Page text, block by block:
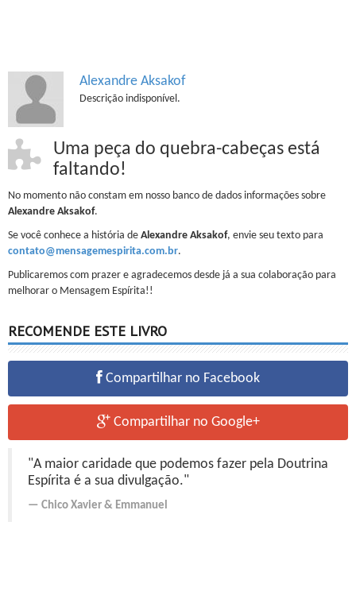
Alexandre Aksakof
Descrição indisponível.
Uma peça do quebra-cabeças está
faltando!
No momento não constam em nosso banco de dados informações sobre
Alexandre Aksakof.
Se você conhece a história de Alexandre Aksakof, envie seu texto para
contato@mensagemespirita.com.br.
Publicaremos com prazer e agradecemos desde já a sua colaboração para
melhorar o Mensagem Espírita!!
RECOMENDE ESTE LIVRO
Compartilhar no Facebook
Compartilhar no Google+
"A maior caridade que podemos fazer pela Doutrina
Espírita é a sua divulgação."
Chico Xavier & Emmanuel